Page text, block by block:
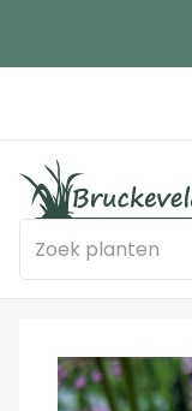
contenu